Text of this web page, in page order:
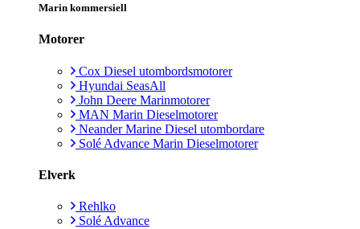
Marin kommersiell
Motorer
Cox Diesel utombordsmotorer
Hyundai SeasAll
John Deere Marinmotorer
MAN Marin Dieselmotorer
Neander Marine Diesel utombordare
Solé Advance Marin Dieselmotorer
Elverk
Rehlko
Solé Advance